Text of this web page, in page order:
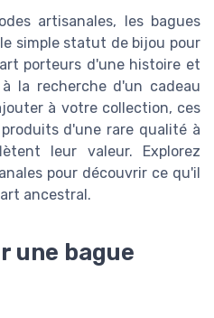
artisanales, les bagues
simple statut de bijou pour
porteurs d'une histoire et
la recherche d'un cadeau
à votre collection, ces
d'une rare qualité à
leur valeur. Explorez
pour découvrir ce qu'il
ancestral.
une bague